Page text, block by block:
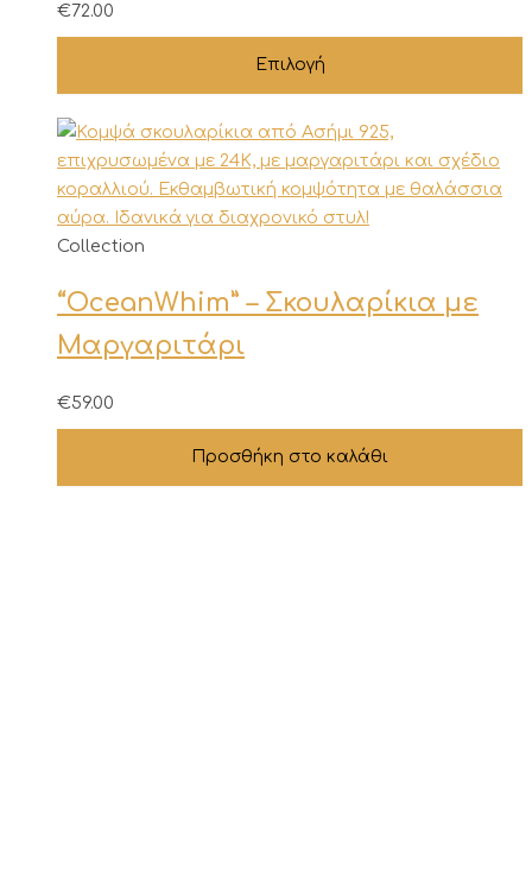
€72.00
Επιλογή
επιλεγούν
στη
σελίδα
του
προϊόντος
Collection
“OceanWhim” – Σκουλαρίκια με
Μαργαριτάρι
€59.00
Προσθήκη στο καλάθι